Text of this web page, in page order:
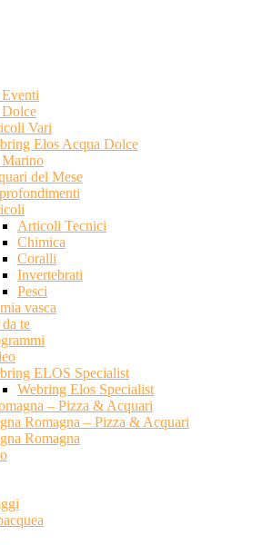
Vari
Elos Acqua Dolce
del Mese
Articoli Tecnici
Chimica
Coralli
Invertebrati
Pesci
vasca
te
ELOS Specialist
Webring Elos Specialist
– Pizza & Acquari
Romagna – Pizza & Acquari
Romagna